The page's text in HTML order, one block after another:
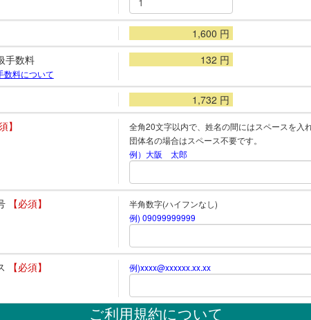
1,600 円
手数料
数料について
132 円
1,732 円
】
全角20文字以内で、姓名の間にはスペースを入
団体名の場合はスペース不要です。
例）大阪 太郎
【必須】
半角数字(ハイフンなし)
例) 09099999999
【必須】 例)xxxx@xxxxxx.xx.xx
ご利用規約について